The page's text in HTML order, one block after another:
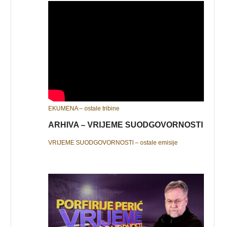
EKUMENA – ostale tribine
ARHIVA – VRIJEME SUODGOVORNOSTI
VRIJEME SUODGOVORNOSTI – ostale emisije